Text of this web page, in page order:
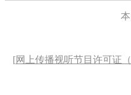
[网上传播视听节目许可证（